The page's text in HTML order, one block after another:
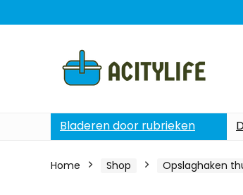
Bladeren door rubrieken
Home Shop Opslaghaken